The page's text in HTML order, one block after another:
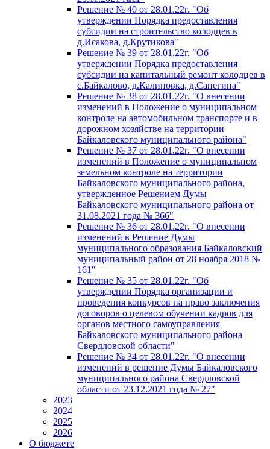
Решение № 40 от 28.01.22г. "Об
утверждении Порядка предоставления
субсидии на строительство колодцев в
д.Исакова, д.Крутикова"
Решение № 39 от 28.01.22г. "Об
утверждении Порядка предоставления
субсидии на капитальный ремонт колодцев в
с.Байкалово, д.Калиновка, д.Сапегина"
Решение № 38 от 28.01.22г. "О внесении
изменений в Положение о муниципальном
контроле на автомобильном транспорте и в
дорожном хозяйстве на территории
Байкаловского муниципального района"
Решение № 37 от 28.01.22г. "О внесении
изменений в Положение о муниципальном
земельном контроле на территории
Байкаловского муниципального района,
утвержденное Решением Думы
Байкаловского муниципального района от
31.08.2021 года № 366"
Решение № 36 от 28.01.22г. "О внесении
изменений в Решение Думы
муниципального образования Байкаловский
муниципальный район от 28 ноября 2018 №
161"
Решение № 35 от 28.01.22г. "Об
утверждении Порядка организации и
проведения конкурсов на право заключения
договоров о целевом обучении кадров для
органов местного самоуправления
Байкаловского муниципального района
Свердловской области"
Решение № 34 от 28.01.22г. "О внесении
изменений в решение Думы Байкаловского
муниципального района Свердловской
области от 23.12.2021 года № 27"
2023
2024
2025
2026
О бюджете